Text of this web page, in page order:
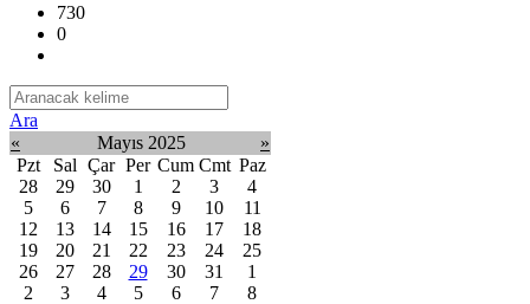
730
0
Ara
«
Mayıs 2025
»
Pzt
Sal Çar Per Cum Cmt Paz
28
29 30 1 2 3
4
5
6 7 8 9 10
11
12
13 14 15 16 17
18
19
20 21 22 23 24
25
26
27 28 29 30 31
1
2
3 4 5 6 7 8